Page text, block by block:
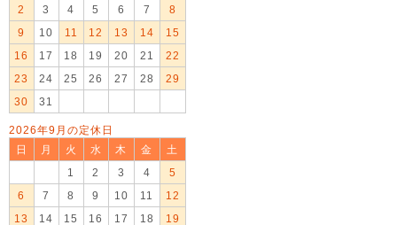
2
3 4 5 6 7
8
9
10 11 12 13 14
15
16
17 18 19 20 21
22
23
24 25 26 27 28
29
30
31
2026年9月の定休日
日
月 火 水 木 金
土
1
2 3 4
5
6
7 8 9 10 11
12
13
14 15 16 17 18
19